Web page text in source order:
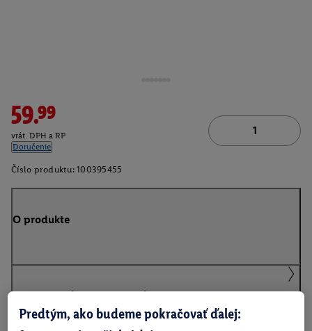
59.99
vrát. DPH a RP
Doručenie
Číslo produktu: 100395455
O produkte
Podrobnosti o bezpečnosti produktu
Predtým, ako budeme pokračovať ďalej: